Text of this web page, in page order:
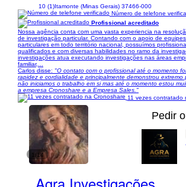
10 (1)Itamonte (Minas Gerais) 37466-000
Número de telefone
Profissional acreditado
Nossa agência conta com uma vasta experiencia na
de investigação particular. Contando com o apoio de
particulares em todo território nacional, possuímos
qualificados e com diversas habilidades no ramo da
investigações atua executando investigações nas áreas
familiar,...
Carlos disse: "O contato com o profissional até o momento
rapidez e cordialidade e principalmente demonstrou extremo
não iniciamos o trabalho em si mas até o momento estou
a empresa Cronoshare e a Empresa Sales."
11 vezes contratado
1/14
Pedir